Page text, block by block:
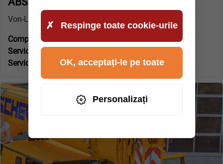
Von-Liebig-Straße 3
Companie specializată certificată VBA:
Service tractari si depanare pt:
PKW Abschleppdienst
Serviciu 24 de ore pe zi:Da
Respinge toate cookie-urile
Personalizați
OK, acceptați-le pe toate